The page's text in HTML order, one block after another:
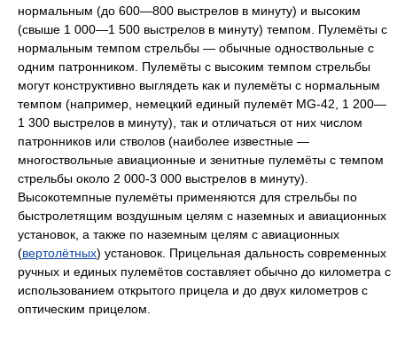
нормальным (до 600—800 выстрелов в минуту) и высоким
(свыше 1 000—1 500 выстрелов в минуту) темпом. Пулемёты с
нормальным темпом стрельбы — обычные одноствольные с
одним патронником. Пулемёты с высоким темпом стрельбы
могут конструктивно выглядеть как и пулемёты с нормальным
темпом (например, немецкий единый пулемёт MG-42, 1 200—
1 300 выстрелов в минуту), так и отличаться от них числом
патронников или стволов (наиболее известные —
многоствольные авиационные и зенитные пулемёты с темпом
стрельбы около 2 000-3 000 выстрелов в минуту).
Высокотемпные пулемёты применяются для стрельбы по
быстролетящим воздушным целям с наземных и авиационных
установок, а также по наземным целям с авиационных
(вертолётных) установок. Прицельная дальность современных
ручных и единых пулемётов составляет обычно до километра с
использованием открытого прицела и до двух километров с
оптическим прицелом.